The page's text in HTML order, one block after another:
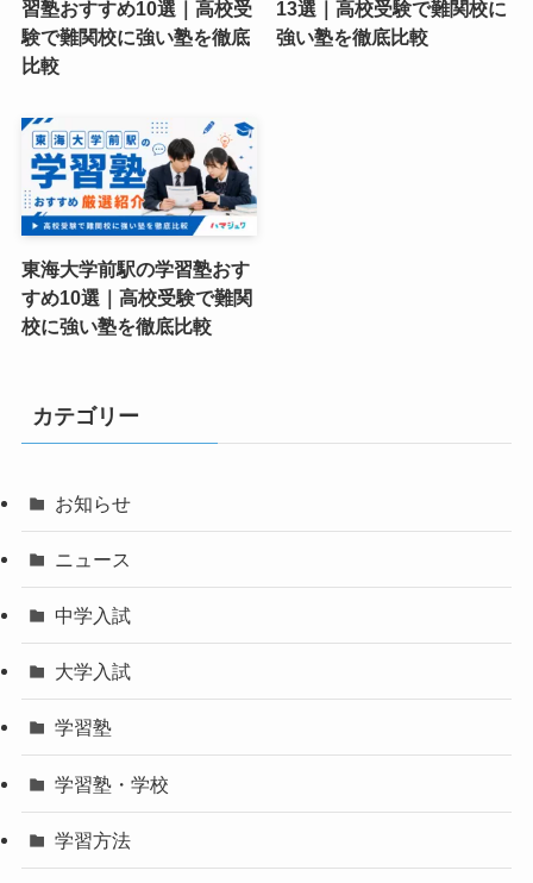
習塾おすすめ10選｜高校受
験で難関校に強い塾を徹底
比較
13選｜高校受験で難関校に
強い塾を徹底比較
東海大学前駅の学習塾おす
すめ10選｜高校受験で難関
校に強い塾を徹底比較
カテゴリー
お知らせ
ニュース
中学入試
大学入試
学習塾
学習塾・学校
学習方法